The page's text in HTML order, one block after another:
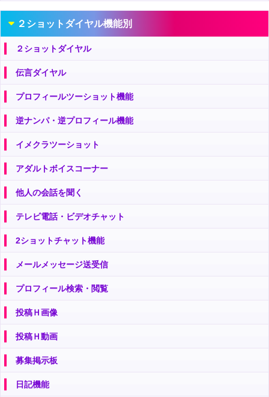
２ショットダイヤル機能別
２ショットダイヤル
伝言ダイヤル
プロフィールツーショット機能
逆ナンパ・逆プロフィール機能
イメクラツーショット
アダルトボイスコーナー
他人の会話を聞く
テレビ電話・ビデオチャット
2ショットチャット機能
メールメッセージ送受信
プロフィール検索・閲覧
投稿Ｈ画像
投稿Ｈ動画
募集掲示板
日記機能